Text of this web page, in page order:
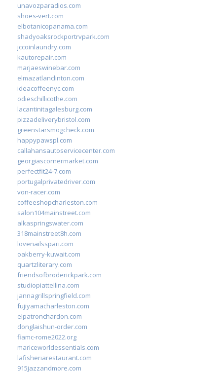
unavozparadios.com
shoes-vert.com
elbotanicopanama.com
shadyoaksrockportrvpark.com
jccoinlaundry.com
kautorepair.com
marjaeswinebar.com
elmazatlanclinton.com
ideacoffeenyc.com
odieschillicothe.com
lacantinitagalesburg.com
pizzadeliverybristol.com
greenstarsmogcheck.com
happypawspl.com
callahansautoservicecenter.com
georgiascornermarket.com
perfectfit24-7.com
portugalprivatedriver.com
von-racer.com
coffeeshopcharleston.com
salon104mainstreet.com
alkaspringswater.com
318mainstreet8h.com
lovenailsspari.com
oakberry-kuwait.com
quartzliterary.com
friendsofbroderickpark.com
studiopiattellina.com
jannagrillspringfield.com
fujiyamacharleston.com
elpatronchardon.com
donglaishun-order.com
fiamc-rome2022.org
mariceworldessentials.com
lafisheriarestaurant.com
915jazzandmore.com